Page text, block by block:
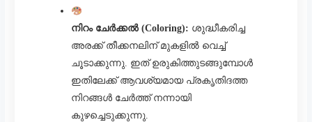
നിറം ചേർക്കൽ (Coloring): ശുദ്ധീകരിച്ച
അരക്ക് തീക്കനലിന് മുകളിൽ വെച്ച്
ചൂടാക്കുന്നു. ഇത് ഉരുകിത്തുടങ്ങുമ്പോൾ
ഇതിലേക്ക് ആവശ്യമായ പ്രകൃതിദത്ത
നിറങ്ങൾ ചേർത്ത് നന്നായി
കുഴച്ചെടുക്കുന്നു.